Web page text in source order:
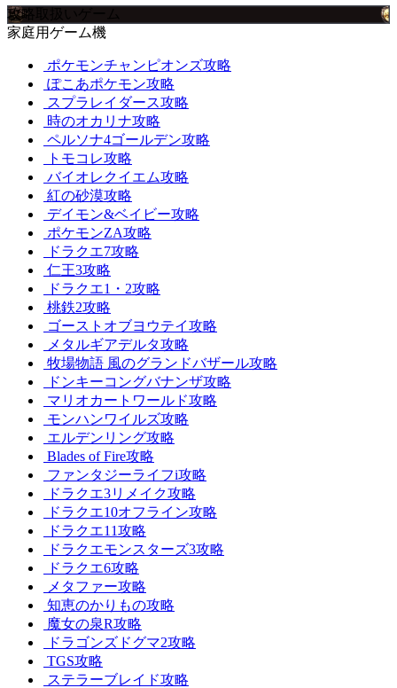
攻略取扱いゲーム
家庭用ゲーム機
ポケモンチャンピオンズ攻略
ぽこあポケモン攻略
スプラレイダース攻略
時のオカリナ攻略
ペルソナ4ゴールデン攻略
トモコレ攻略
バイオレクイエム攻略
紅の砂漠攻略
デイモン&ベイビー攻略
ポケモンZA攻略
ドラクエ7攻略
仁王3攻略
ドラクエ1・2攻略
桃鉄2攻略
ゴーストオブヨウテイ攻略
メタルギアデルタ攻略
牧場物語 風のグランドバザール攻略
ドンキーコングバナンザ攻略
マリオカートワールド攻略
モンハンワイルズ攻略
エルデンリング攻略
Blades of Fire攻略
ファンタジーライフi攻略
ドラクエ3リメイク攻略
ドラクエ10オフライン攻略
ドラクエ11攻略
ドラクエモンスターズ3攻略
ドラクエ6攻略
メタファー攻略
知恵のかりもの攻略
魔女の泉R攻略
ドラゴンズドグマ2攻略
TGS攻略
ステラーブレイド攻略